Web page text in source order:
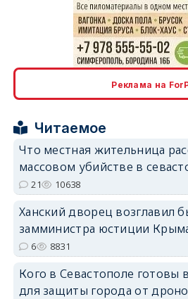
Реклама на
Читаемое
Что местная жительница
массовом убийстве в
21 10638
Ханский дворец возглавил
замминистра юстиции
6 8831
Кого в Севастополе готовы
для защиты города от